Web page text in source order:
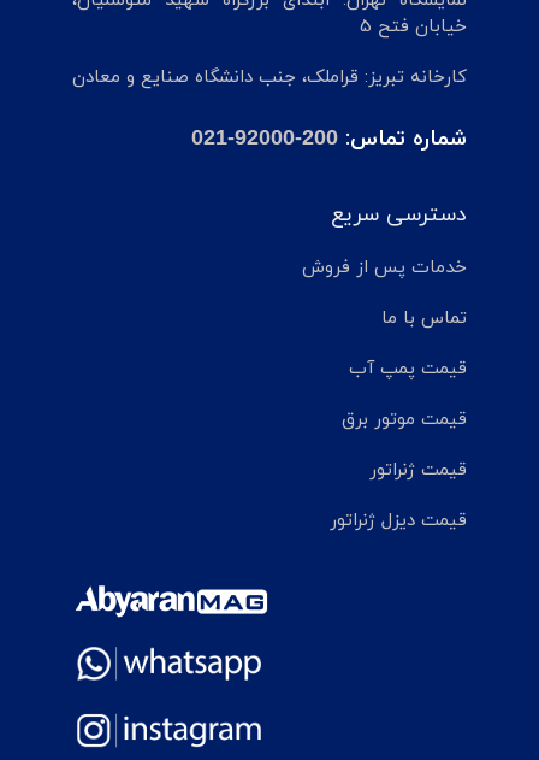
خیابان فتح 5
کارخانه تبریز: قراملک، جنب دانشگاه صنایع و معادن
شماره تماس: 021-92000-200
دسترسی سریع
خدمات پس از فروش
تماس با ما
قیمت پمپ آب
قیمت موتور برق
قیمت ژنراتور
قیمت دیزل ژنراتور